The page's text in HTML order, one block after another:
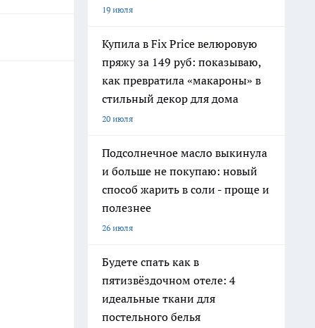
19 июля
Купила в Fix Price велюровую
пряжу за 149 руб: показываю,
как превратила «макароны» в
стильный декор для дома
20 июля
Подсолнечное масло выкинула
и больше не покупаю: новый
способ жарить в соли - проще и
полезнее
26 июля
Будете спать как в
пятизвёздочном отеле: 4
идеальные ткани для
постельного белья